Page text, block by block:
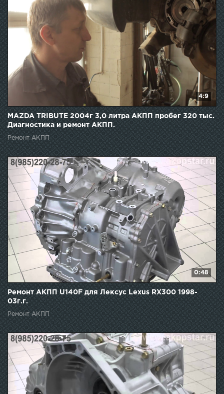
4:9
MAZDA TRIBUTE 2004г 3,0 литра АКПП пробег 320 тыс.
Диагностика и ремонт АКПП.
Ремонт АКПП
0:48
Ремонт АКПП U140F для Лексус Lexus RX300 1998-
03г.г.
Ремонт АКПП